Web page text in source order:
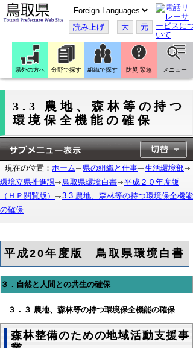
こ
の
ペ
ー
ジ
翻
訳
す
読み上げ 大 元
県外の方へ 分野で探す 組織で探す 防災 緊急 メニュー
3.3 農地、森林等の持つ
環境保全機能の確保
現在の位置： ホーム 県の組織と仕事
生活環境部
環境立県推進課
鳥取県環境白書
平成２０年度版
（ＨＰ閲覧版）
3.3 農地、森林等の持つ環境保全機能
の確保
平成20年度版 鳥取県環境白書
３．自然と人間との共生の確保
３．３ 農地、森林等の持つ環境保全機能の確保
森林整備のための地域活動支援事